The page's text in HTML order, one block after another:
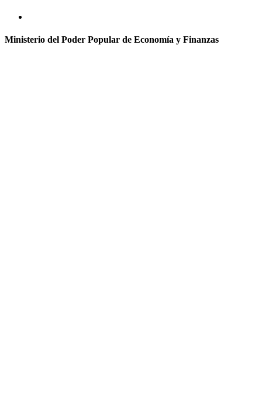
Ministerio del Poder Popular de Economía y Finanzas